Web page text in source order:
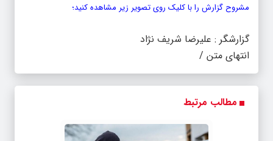
مشروح گزارش را با کلیک روی تصویر زیر مشاهده کنید؛
گزارشگر : علیرضا شریف نژاد
انتهای متن /
مطالب مرتبط